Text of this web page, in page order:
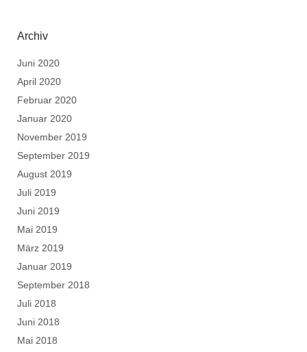
Archiv
Juni 2020
April 2020
Februar 2020
Januar 2020
November 2019
September 2019
August 2019
Juli 2019
Juni 2019
Mai 2019
März 2019
Januar 2019
September 2018
Juli 2018
Juni 2018
Mai 2018